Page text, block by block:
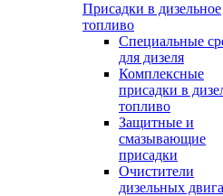
Присадки в дизельное
топливо
Спeциальные
для дизеля
Комплексные
присадки в
топливо
Защитные и
смазывающие
присадки
Очистители
дизельных